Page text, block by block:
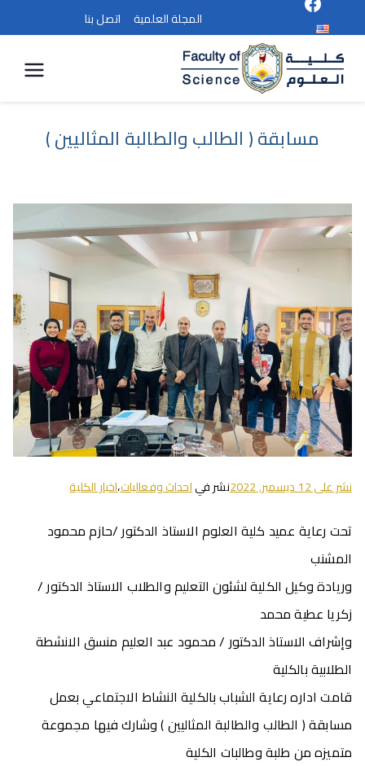
المجلة العلمية اتصل بنا
العلوم
مسابقة ( الطالب والطالبة المثاليين )
نشر على12 ديسمبر, 2022 نشر فياحداث وفعاليات،اخبار الكلية
تحت رعاية عميد كلية العلوم الاستاذ الدكتور /حازم محمود
المشنب
وريادة وكيل الكلية لشئون التعليم والطلاب الاستاذ الدكتور /
زكريا عطية محمد
وإشراف الاستاذ الدكتور / محمود عبد العليم منسق الانشطة
الطلابية بالكلية
قامت اداره رعاية الشباب بالكلية النشاط الاجتماعي بعمل
مسابقة ( الطالب والطالبة المثاليين ) وشارك فيها مجموعة
متميزه من طلبة وطالبات الكلية